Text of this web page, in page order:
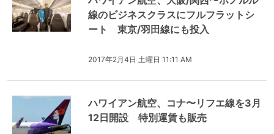
線のビジネスクラスにフルフラットシ
ート 東京/羽田線にも投入
2017年2月4日 土曜日 11:11 AM
ハワイアン航空、コナ〜リフエ線を3月
12日開設 特別運賃も販売